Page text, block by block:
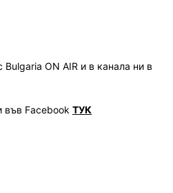
ON AIR и в канала ни в
във Facebook ТУК